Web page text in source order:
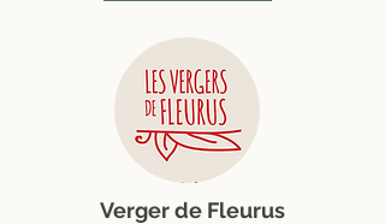
Verger de Fleurus